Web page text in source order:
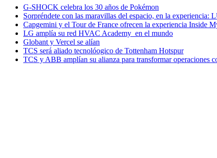
G-SHOCK celebra los 30 años de Pokémon
Sorpréndete con las maravillas del espacio, en la experiencia:
Capgemini y el Tour de France ofrecen la experiencia Inside
LG amplía su red HVAC Academy en el mundo
Globant y Vercel se alían
TCS será aliado tecnolóogico de Tottenham Hotspur
TCS y ABB amplían su alianza para transformar operaciones